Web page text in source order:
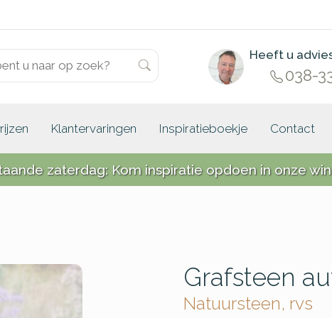
Heeft u
038-
Klantervaringen Inspiratieboekje Contact
zaterdag: Kom inspiratie opdoen in onze
Grafsteen
Natuursteen, rvs